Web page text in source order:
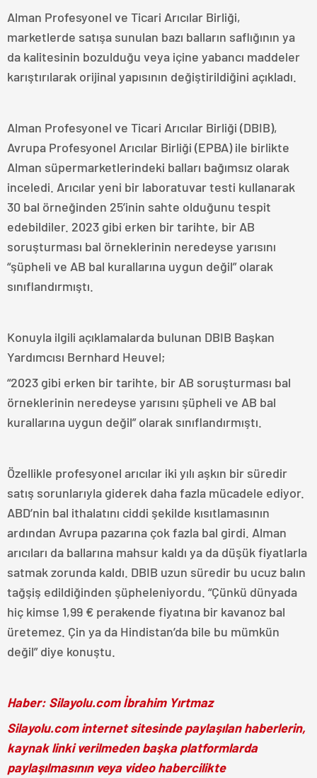
Alman Profesyonel ve Ticari Arıcılar Birliği,
marketlerde satışa sunulan bazı balların saflığının ya
da kalitesinin bozulduğu veya içine yabancı maddeler
karıştırılarak orijinal yapısının değiştirildiğini açıkladı.
Alman Profesyonel ve Ticari Arıcılar Birliği (DBIB),
Avrupa Profesyonel Arıcılar Birliği (EPBA) ile birlikte
Alman süpermarketlerindeki balları bağımsız olarak
inceledi. Arıcılar yeni bir laboratuvar testi kullanarak
30 bal örneğinden 25’inin sahte olduğunu tespit
edebildiler. 2023 gibi erken bir tarihte, bir AB
soruşturması bal örneklerinin neredeyse yarısını
“şüpheli ve AB bal kurallarına uygun değil” olarak
sınıflandırmıştı.
Konuyla ilgili açıklamalarda bulunan DBIB Başkan
Yardımcısı Bernhard Heuvel;
“2023 gibi erken bir tarihte, bir AB soruşturması bal
örneklerinin neredeyse yarısını şüpheli ve AB bal
kurallarına uygun değil” olarak sınıflandırmıştı.
Özellikle profesyonel arıcılar iki yılı aşkın bir süredir
satış sorunlarıyla giderek daha fazla mücadele ediyor.
ABD’nin bal ithalatını ciddi şekilde kısıtlamasının
ardından Avrupa pazarına çok fazla bal girdi. Alman
arıcıları da ballarına mahsur kaldı ya da düşük fiyatlarla
satmak zorunda kaldı. DBIB uzun süredir bu ucuz balın
tağşiş edildiğinden şüpheleniyordu. “Çünkü dünyada
hiç kimse 1,99 € perakende fiyatına bir kavanoz bal
üretemez. Çin ya da Hindistan’da bile bu mümkün
değil” diye konuştu.
Haber: Silayolu.com İbrahim Yırtmaz
Silayolu.com internet sitesinde paylaşılan haberlerin,
kaynak linki verilmeden başka platformlarda
paylaşılmasının veya video habercilikte